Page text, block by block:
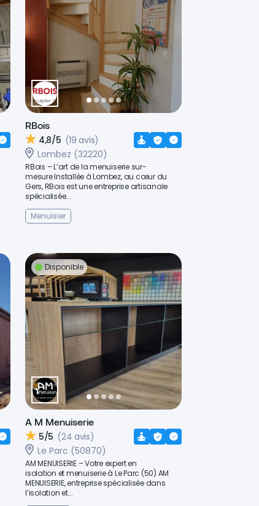
RBois
4,8/5 (19 avis)
Lombez (32220)
RBois – L’art de la menuiserie sur-
mesure Installée à Lombez, au cœur du
Gers, RBois est une entreprise artisanale
spécialisée...
Menuisier
Disponible
A M Menuiserie
5/5 (24 avis)
Le Parc (50870)
AM MENUISERIE – Votre expert en
isolation et menuiserie à Le Parc (50) AM
MENUISERIE, entreprise spécialisée dans
l’isolation et...